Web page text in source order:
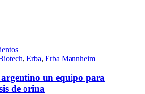
, Erba, Erba Mannheim
un equipo para
de orina